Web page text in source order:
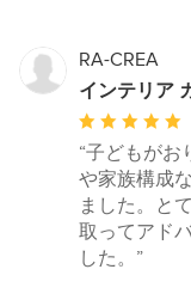
RA-CREA
インテリア
平
均
評
価：
5
つ
“子どもがお
や家族構成
ました。と
取ってアド
した。”